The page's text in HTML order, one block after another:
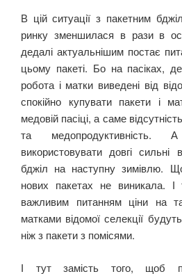
В цій ситуації з пакетним
ринку зменшилася в рази в
дедалі актуальнішим постає
цьому пакеті. Бо на пасіках,
робота і матки виведені від
спокійно купувати пакети і
медовій пасіці, а саме
та медопродуктивність.
використовувати довгі
бджіл на наступну зимівлю.
нових пакетах не виникала.
важливим питанням ціни на
матками відомої селекції
ніж з пакети з помісями.
І тут замість того, щоб